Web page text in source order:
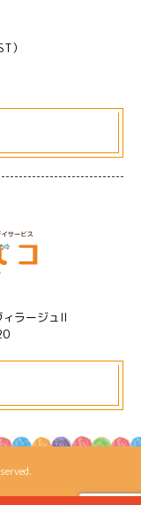
）
ラージュII